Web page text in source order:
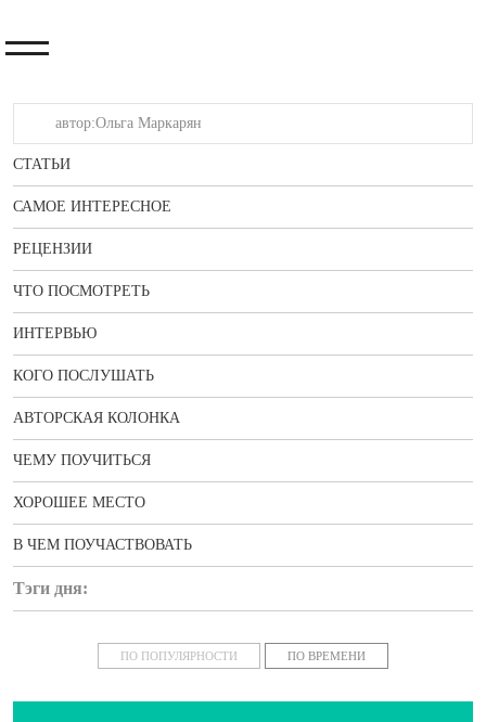
СТАТЬИ
САМОЕ ИНТЕРЕСНОЕ
РЕЦЕНЗИИ
ЧТО ПОСМОТРЕТЬ
ИНТЕРВЬЮ
КОГО ПОСЛУШАТЬ
АВТОРСКАЯ КОЛОНКА
ЧЕМУ ПОУЧИТЬСЯ
ХОРОШЕЕ МЕСТО
В ЧЕМ ПОУЧАСТВОВАТЬ
Тэги дня:
ПО ПОПУЛЯРНОСТИ ПО ВРЕМЕНИ